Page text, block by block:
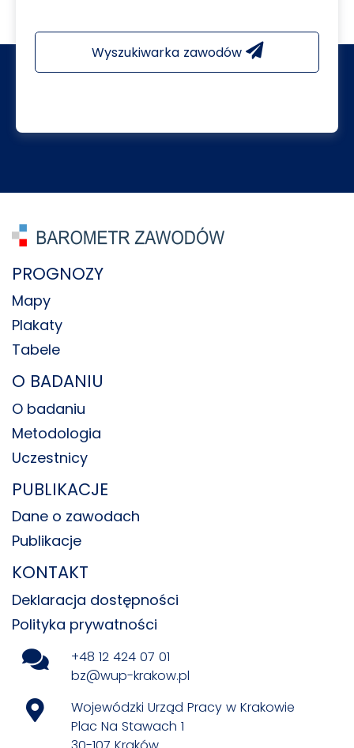
Wyszukiwarka zawodów
PROGNOZY
Mapy
Plakaty
Tabele
O BADANIU
O badaniu
Metodologia
Uczestnicy
PUBLIKACJE
Dane o zawodach
Publikacje
KONTAKT
Deklaracja dostępności
Polityka prywatności
+48 12 424 07 01
bz@wup-krakow.pl
Wojewódzki Urząd Pracy w Krakowie
Plac Na Stawach 1